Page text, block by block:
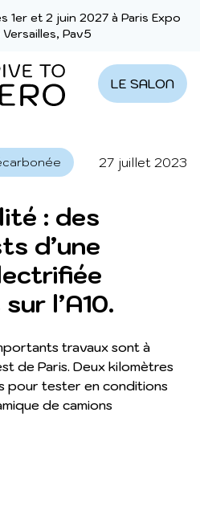
1er et 2 juin 2027 à Paris Expo
Pav5
LE SALON
27 juillet 2023
: des
d’une
l’A10.
travaux sont à
de Paris. Deux kilomètres
pour tester en conditions
de camions